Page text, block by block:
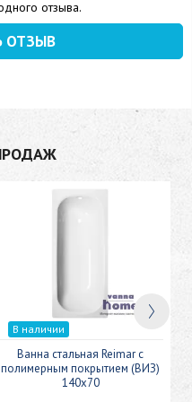
отзыва.
ОТЗЫВ
В наличии
Ванна стальная Reimar с
полимерным покрытием (ВИЗ)
140x70